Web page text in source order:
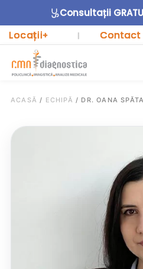
Consultații
Locații+ | Contact
ACASĂ / ECHIPĂ / DR. OANA